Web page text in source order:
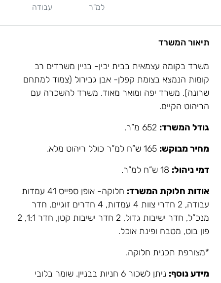
למ"ר
עבודה
תיאור המשרד
משרד בקומה עצמאית בבית יכין- בניין משרדים רב
קומות הנמצא בצומת קפלן- אבן גבירול (צמוד למתחם
שרונה). משרד יפה ומואר מאוד. משרד להשכרה עם
הריהוט הקיים.
גודל המשרד:
מחיר מבוקש:
דמי ניהול:
אודות חלוקת המשרד:
חלוקה- אופן ספייס 41 עמדות
עבודה, 2 חדרי צוות 4 עמדות, 4 חדרים זוגיים, חדר
מנכ”ל, חדר ישיבות גדול, 2 חדר ישיבות קטן, חדר 1:1, 2
פון בוט, מטבח ופינת אוכל.
*מצורפת תכנית חלוקה.
מידע נוסף:
ניתן לשכור 6 חניות בבניין. שומר בלובי